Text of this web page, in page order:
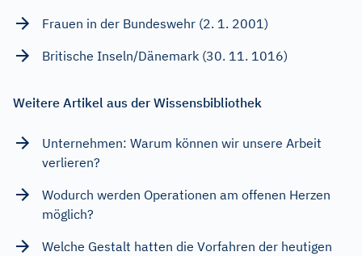
Frauen in der Bundeswehr (2. 1. 2001)
Britische Inseln/Dänemark (30. 11. 1016)
Weitere Artikel aus der Wissensbibliothek
Unternehmen: Warum können wir unsere Arbeit
verlieren?
Wodurch werden Operationen am offenen Herzen
möglich?
Welche Gestalt hatten die Vorfahren der heutigen